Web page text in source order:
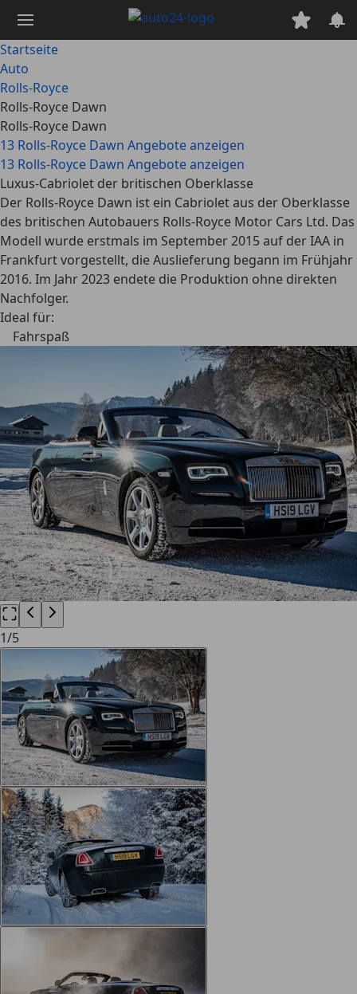
Hauptinhalt
springen
Startseite
Auto
Rolls-Royce
Rolls-Royce Dawn
Rolls-Royce Dawn
13 Rolls-Royce Dawn Angebote anzeigen
13 Rolls-Royce Dawn Angebote anzeigen
Luxus-Cabriolet der britischen Oberklasse
Der Rolls-Royce Dawn ist ein Cabriolet aus der Oberklasse
des britischen Autobauers Rolls-Royce Motor Cars Ltd. Das
Modell wurde erstmals im September 2015 auf der IAA in
Frankfurt vorgestellt, die Auslieferung begann im Frühjahr
2016. Im Jahr 2023 endete die Produktion ohne direkten
Nachfolger.
Ideal für:
Fahrspaß
1/5